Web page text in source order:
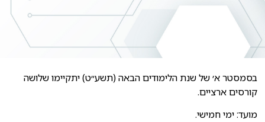
בסמסטר א׳ של שנת הלימודים הבאה (תשע״ט) יתקיימו שלושה
קורסים ארציים.
מועד: ימי חמישי.